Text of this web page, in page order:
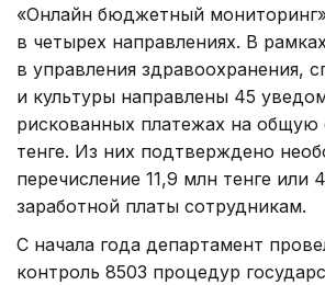
«Онлайн бюджетный мониторинг»
в четырех направлениях. В
в управления здравоохранения,
и культуры направлены 45
рискованных платежах на
тенге. Из них подтверждено
перечисление 11,9 млн тенге или
заработной платы сотрудникам.
С начала года департамент
контроль 8503 процедур